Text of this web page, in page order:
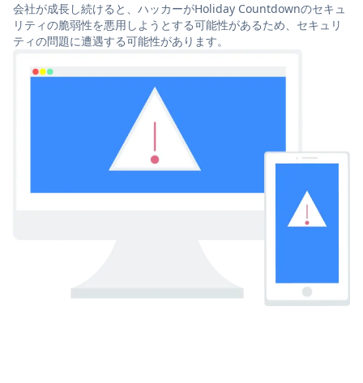
会社が成長し続けると、ハッカーがHoliday Countdownのセキュ
リティの脆弱性を悪用しようとする可能性があるため、セキュリ
ティの問題に遭遇する可能性があります。